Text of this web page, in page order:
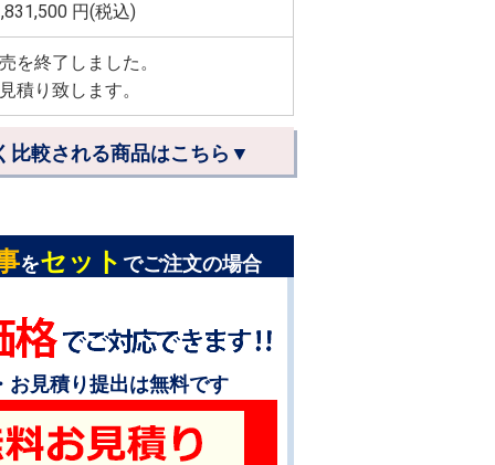
円(税込)
を終了しました。
積り致します。
比較される商品はこちら▼
をセット でご注文の場合
お見積り提出は無料です